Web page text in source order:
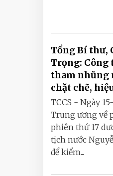
Tổng Bí thư,
Trọng: Công
tham nhũng
chặt chẽ,
TCCS - Ngày
Trung ương về
phiên thứ 17
tịch nước
để kiểm...